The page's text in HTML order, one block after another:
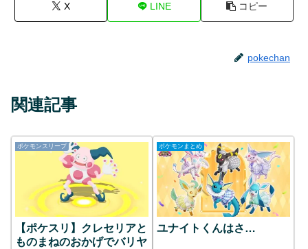
X LINE コピー
pokechan
関連記事
ポケモンスリープ
【ポケスリ】クレセリアと
ものまねのおかげでバリヤ
ポケモンまとめ
ユナイトくんはさ…